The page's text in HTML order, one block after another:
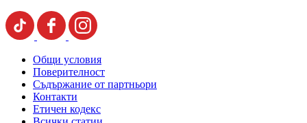
Общи условия
Поверителност
Съдържание от партньори
Контакти
Етичен кодекс